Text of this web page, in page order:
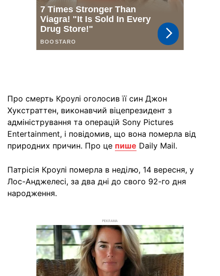
Про смерть Кроулі оголосив її син Джон
Хукстраттен, виконавчий віцепрезидент з
адміністрування та операцій Sony Pictures
Entertainment, і повідомив, що вона померла від
природних причин. Про це пише Daily Mail.
Патрісія Кроулі померла в неділю, 14 вересня, у
Лос-Анджелесі, за два дні до свого 92-го дня
народження.
РЕКЛАМА